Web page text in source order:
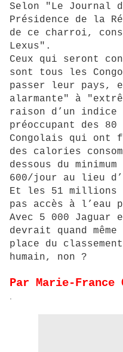
Selon "Le Journal
Présidence de la
de ce charroi,
Lexus".
Ceux qui seront
sont tous les
passer leur pays,
alarmante" à
raison d’un
préoccupant des
Congolais qui ont
des calories
dessous du
600/jour au lieu
Et les 51 millions
pas accès à l’eau
Avec 5 000 Jaguar
devrait quand
place du
humain, non ?
Par Marie-France